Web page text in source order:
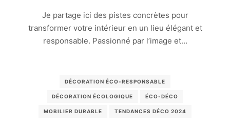
Je partage ici des pistes concrètes pour
transformer votre intérieur en un lieu élégant et
responsable. Passionné par l’image et…
DÉCORATION ÉCO-RESPONSABLE
DÉCORATION ÉCOLOGIQUE ÉCO-DÉCO
MOBILIER DURABLE TENDANCES DÉCO 2024